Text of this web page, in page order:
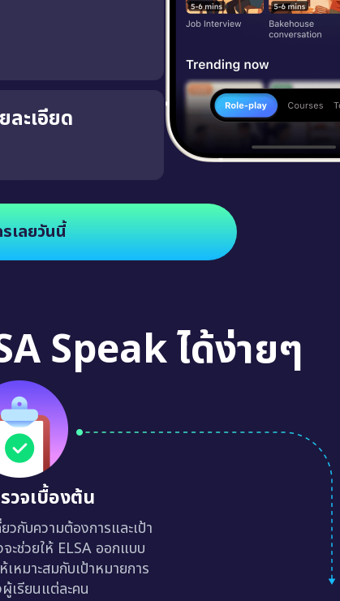
ละเอียด
เลยวันนี้
Speak ได้ง่ายๆ
วจเบื้องต้น
วกับความต้องการและเป้า
ะช่วยให้ ELSA ออกแบบ
เหมาะสมกับเป้าหมายการ
เรียนแต่ละคน